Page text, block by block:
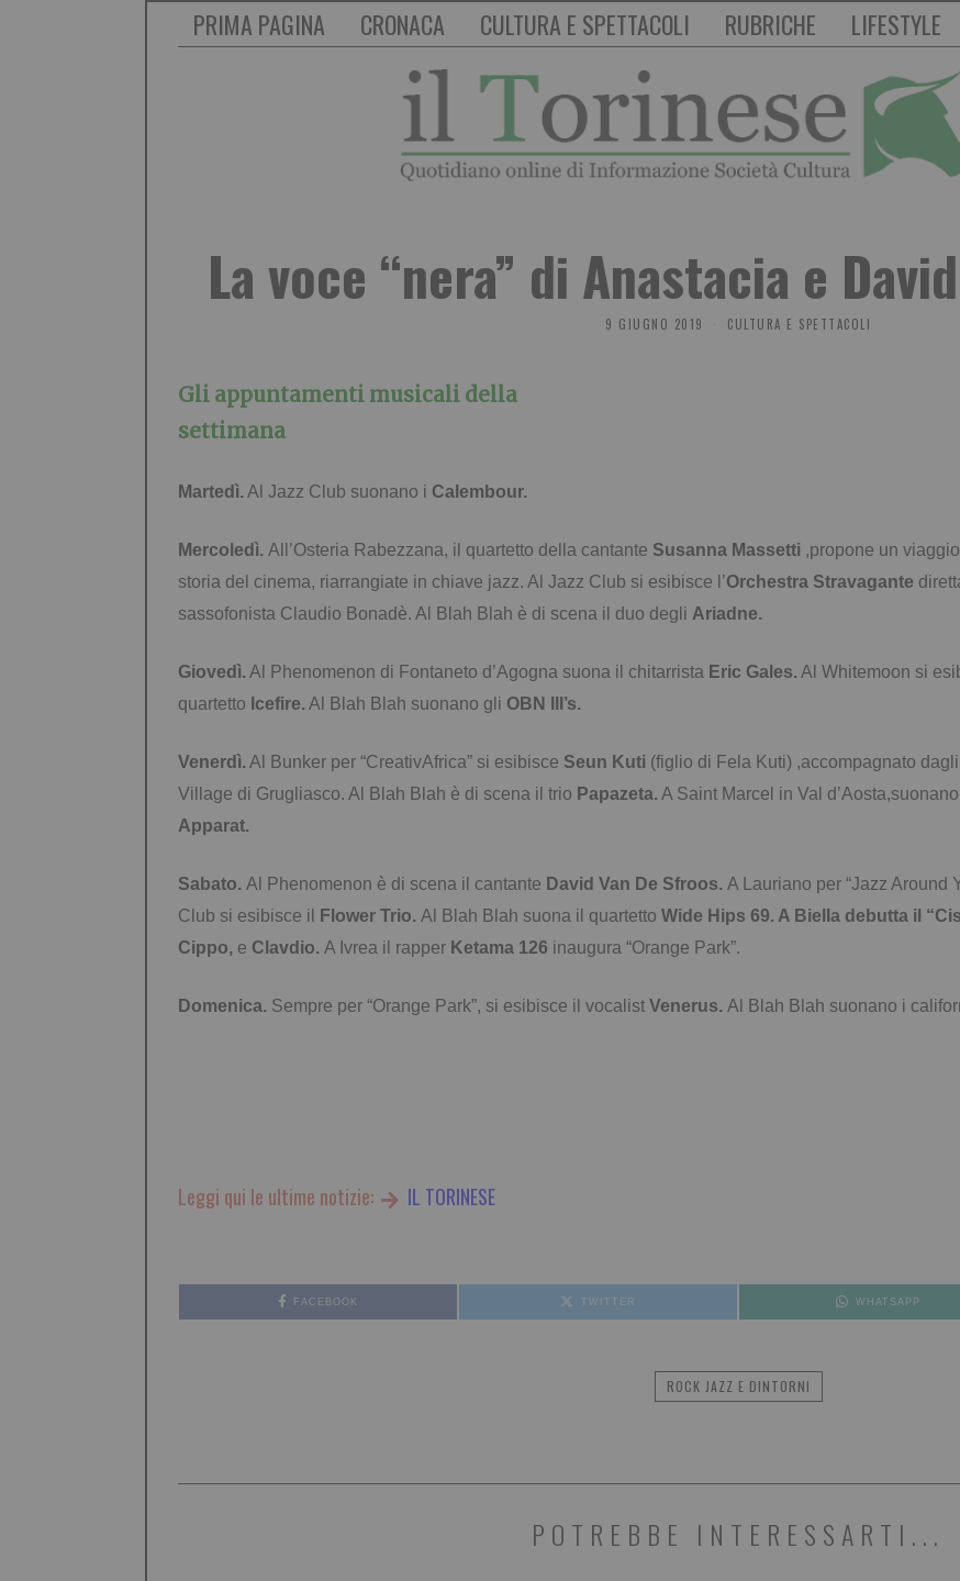
PRIMA PAGINA CRONACA CULTURA E SPETTACOLI RUBRICHE LIFESTYLE
La voce “nera” di Anastacia e
9 GIUGNO 2019 CULTURA E SPETTACOLI
Gli appuntamenti musicali della
settimana
Martedì. Al Jazz Club suonano i Calembour.
Mercoledì. All’Osteria Rabezzana, il quartetto della cantante Susanna Massetti ,propone un
storia del cinema, riarrangiate in chiave jazz. Al Jazz Club si esibisce l’Orchestra Stravagante
sassofonista Claudio Bonadè. Al Blah Blah è di scena il duo degli Ariadne.
Giovedì. Al Phenomenon di Fontaneto d’Agogna suona il chitarrista Eric Gales. Al Whitemoon si
quartetto Icefire. Al Blah Blah suonano gli OBN III’s.
Venerdì. Al Bunker per “CreativAfrica” si esibisce Seun Kuti (figlio di Fela Kuti) ,accompagnato
Village di Grugliasco. Al Blah Blah è di scena il trio Papazeta. A Saint Marcel in Val
Apparat.
Sabato. Al Phenomenon è di scena il cantante David Van De Sfroos. A Lauriano per “Jazz Around
Club si esibisce il
Flower Trio. Al Blah Blah suona il quartetto Wide Hips 69. A Biella debutta il
Cippo, e Clavdio. A Ivrea il rapper Ketama 126 inaugura “Orange Park”.
Domenica. Sempre per “Orange Park”, si esibisce il vocalist Venerus. Al Blah Blah suonano i
Leggi qui le ultime notizie: IL TORINESE
FACEBOOK TWITTER WHATSAPP
ROCK JAZZ E DINTORNI
POTREBBE INTERESSARTI...